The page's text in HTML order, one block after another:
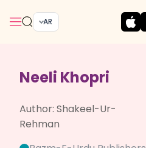
AR
Neeli Khopri
Author: Shakeel-Ur-
Rehman